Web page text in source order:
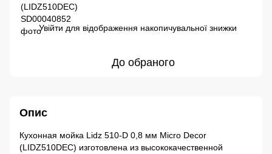
% Увійти для відображення накопичувальної знижки
До обраного
Опис
Кухонная мойка Lidz 510-D 0,8 мм Micro Decor
(LIDZ510DEC) изготовлена из высококачественной